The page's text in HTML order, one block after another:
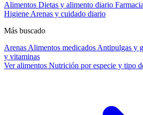
Alimentos Dietas y alimento diario Farmacia
Higiene Arenas y cuidado diario
Más buscado
Arenas Alimentos medicados Antipulgas y
y vitaminas
Ver alimentos Nutrición por especie y tipo